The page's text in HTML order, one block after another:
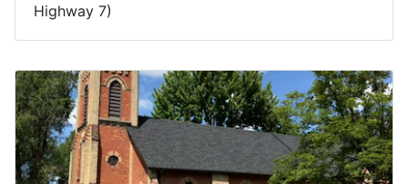
Highway 7)